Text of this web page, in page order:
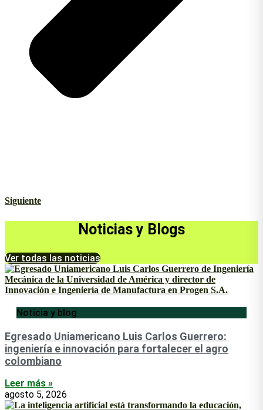
Siguiente
Noticias y Blogs
Ver todas las noticias
Noticia y blog
Egresado Uniamericano Luis Carlos Guerrero:
ingeniería e innovación para fortalecer el agro
colombiano
Leer más »
agosto 5, 2026